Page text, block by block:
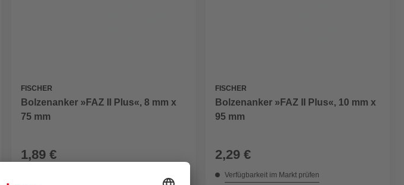
FISCHER
Bolzenanker »FAZ II Plus«, 8 mm x
75 mm
1,89 €
FISCHER
Bolzenanker »FAZ II Plus«, 10 mm x
95 mm
2,29 €
Verfügbarkeit im Markt prüfen